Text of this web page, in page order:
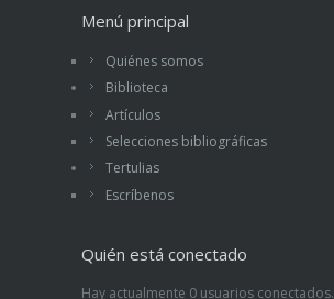
Menú principal
Quiénes somos
Biblioteca
Artículos
Selecciones bibliográficas
Tertulias
Escríbenos
Quién está conectado
Hay actualmente 0 usuarios conectados.